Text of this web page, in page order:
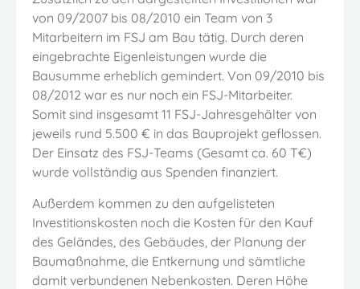
von 09/2007 bis 08/2010 ein Team von 3
Mitarbeitern im FSJ am Bau tätig. Durch deren
eingebrachte Eigenleistungen wurde die
Bausumme erheblich gemindert. Von 09/2010 bis
08/2012 war es nur noch ein FSJ-Mitarbeiter.
Somit sind insgesamt 11 FSJ-Jahresgehälter von
jeweils rund 5.500 € in das Bauprojekt geflossen.
Der Einsatz des FSJ-Teams (Gesamt ca. 60 T€)
wurde vollständig aus Spenden finanziert.
Außerdem kommen zu den aufgelisteten
Investitionskosten noch die Kosten für den Kauf
des Geländes, des Gebäudes, der Planung der
Baumaßnahme, die Entkernung und sämtliche
damit verbundenen Nebenkosten. Deren Höhe